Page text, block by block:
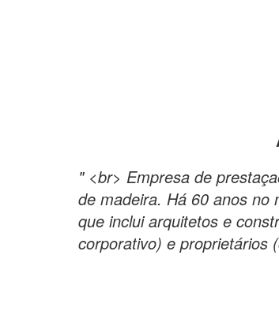
" <br> Empresa de
de madeira. Há 60 anos no
que inclui arquitetos e
corporativo) e proprietários